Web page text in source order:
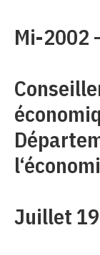
Mi-2002
Juillet